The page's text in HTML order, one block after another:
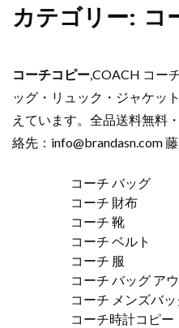
カテゴリー: コ
コーチコピー,COACH コー
ッグ・リュック・ジャケッ
えています。全品送料無料
絡先： info@brandasn.com
コーチ バッグ
コーチ 財布
コーチ 靴
コーチ ベルト
コーチ 服
コーチ バッグ ア
コーチ メンズバ
コーチ時計コピー